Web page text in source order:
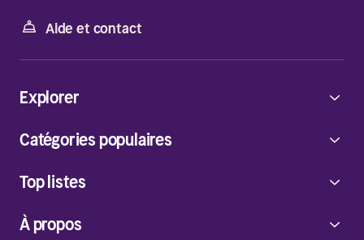
Aide et contact
À propos
Explorer
Catégories populaires
Top listes